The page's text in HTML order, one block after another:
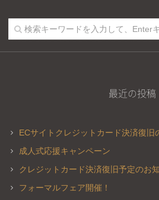
最近の投稿
ECサイトクレジットカード決済復旧
成人式応援キャンペーン
クレジットカード決済復旧予定のお
フォーマルフェア開催！